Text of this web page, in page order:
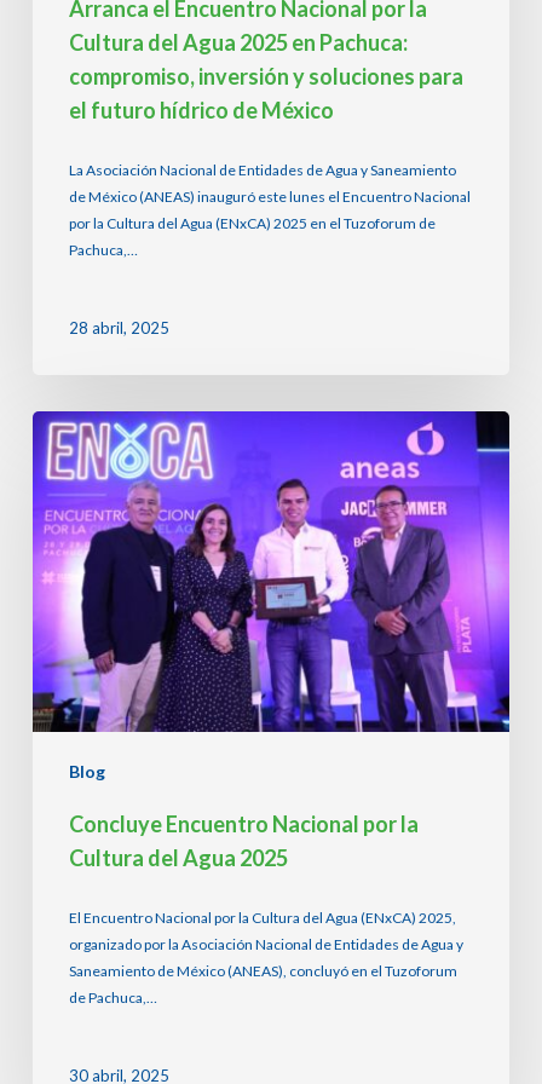
soluciones
para
futuro
hídrico
México
Arranca el Encuentro Nacional por la
Cultura del Agua 2025 en Pachuca:
compromiso, inversión y soluciones para
el futuro hídrico de México
La Asociación Nacional de Entidades de Agua y Saneamiento
de México (ANEAS) inauguró este lunes el Encuentro Nacional
por la Cultura del Agua (ENxCA) 2025 en el Tuzoforum de
Pachuca,…
28 abril, 2025
Blog
Concluye
Encuentro
Nacional
por
la
Cultura
del
2025
Concluye Encuentro Nacional por la
Cultura del Agua 2025
El Encuentro Nacional por la Cultura del Agua (ENxCA) 2025,
organizado por la Asociación Nacional de Entidades de Agua y
Saneamiento de México (ANEAS), concluyó en el Tuzoforum
de Pachuca,…
30 abril, 2025